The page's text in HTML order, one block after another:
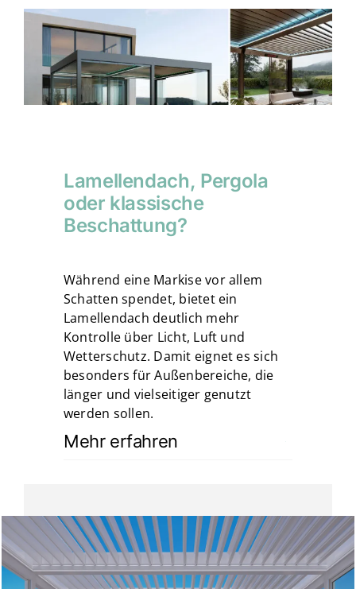
Lamellendach, Pergola
oder klassische
Beschattung?
Während eine Markise vor allem
Schatten spendet, bietet ein
Lamellendach deutlich mehr
Kontrolle über Licht, Luft und
Wetterschutz. Damit eignet es sich
besonders für Außenbereiche, die
länger und vielseitiger genutzt
werden sollen.
Mehr erfahren